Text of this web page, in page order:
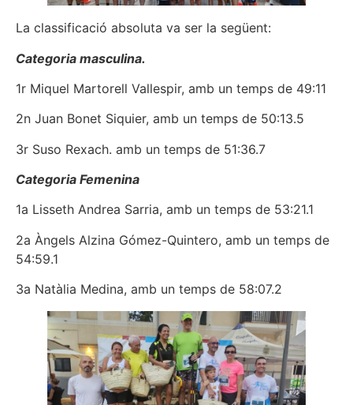
La classificació absoluta va ser la següent:
Categoria masculina.
1r Miquel Martorell Vallespir, amb un temps de 49:11
2n Juan Bonet Siquier, amb un temps de 50:13.5
3r Suso Rexach. amb un temps de 51:36.7
Categoria Femenina
1a Lisseth Andrea Sarria, amb un temps de 53:21.1
2a Àngels Alzina Gómez-Quintero, amb un temps de
54:59.1
3a Natàlia Medina, amb un temps de 58:07.2